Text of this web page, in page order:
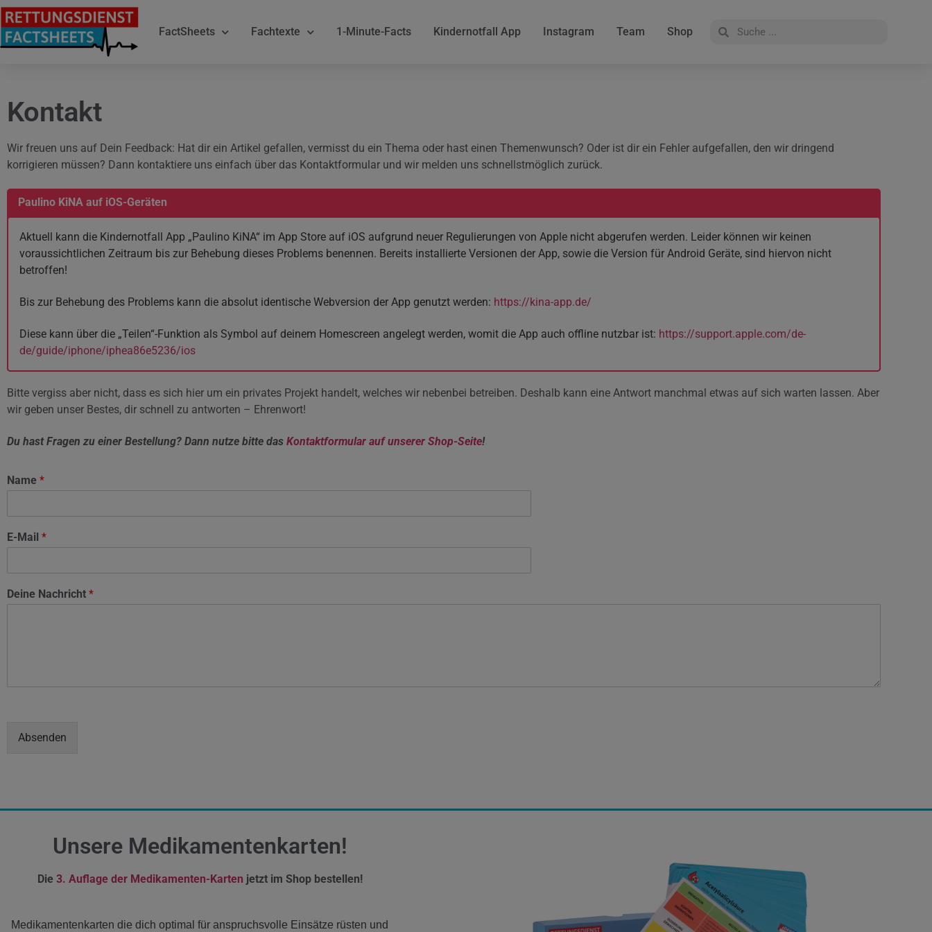
FactSheets Fachtexte 1-Minute-Facts Kindernotfall App Instagram Team Shop
Kontakt
Wir freuen uns auf Dein Feedback: Hat dir ein Artikel gefallen, vermisst du ein Thema oder hast einen Themenwunsch? Oder ist dir ein Fehler aufgefallen, den wir dringend
korrigieren müssen? Dann kontaktiere uns einfach über das Kontaktformular und wir melden uns schnellstmöglich zurück.
Paulino KiNA auf iOS-Geräten
Aktuell kann die Kindernotfall App „Paulino KiNA“ im App Store auf iOS aufgrund neuer Regulierungen von Apple nicht abgerufen werden. Leider können wir keinen
voraussichtlichen Zeitraum bis zur Behebung dieses Problems benennen. Bereits installierte Versionen der App, sowie die Version für Android Geräte, sind hiervon nicht
betroffen!
Bis zur Behebung des Problems kann die absolut identische Webversion der App genutzt werden: https://kina-app.de/
Diese kann über die „Teilen“-Funktion als Symbol auf deinem Homescreen angelegt werden, womit die App auch offline nutzbar ist: https://support.apple.com/de-
de/guide/iphone/iphea86e5236/ios
Bitte vergiss aber nicht, dass es sich hier um ein privates Projekt handelt, welches wir nebenbei betreiben. Deshalb kann eine Antwort manchmal etwas auf sich warten lassen. Aber
wir geben unser Bestes, dir schnell zu antworten – Ehrenwort!
Du hast Fragen zu einer Bestellung? Dann nutze bitte das Kontaktformular auf unserer Shop-Seite!
Name *
E-Mail *
Deine Nachricht *
Absenden
Unsere Medikamentenkarten!
Die 3. Auflage der Medikamenten-Karten jetzt im Shop bestellen!
Medikamentenkarten die dich optimal für anspruchsvolle Einsätze rüsten und